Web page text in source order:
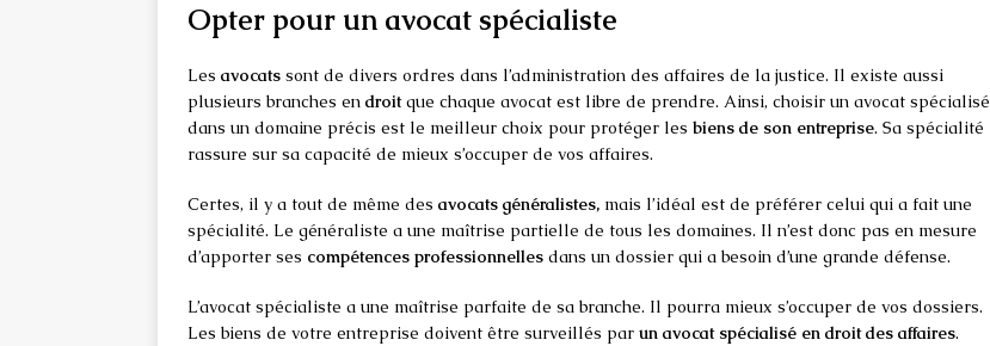
Opter pour un avocat spécialiste
Les avocats sont de divers ordres dans l’administration des affaires de la justice. Il existe aussi
plusieurs branches en droitque chaque avocat est libre de prendre. Ainsi, choisir un avocat spécialisé
dans un domaine précis est le meilleur choix pour protéger les biens de son entreprise. Sa spécialité
rassure sur sa capacité de mieux s’occuper de vos affaires.
Certes, il y a tout de même des avocats généralistes, mais l’idéal est de préférer celui qui a fait une
spécialité. Le généraliste a une maîtrise partielle de tous les domaines. Il n’est donc pas en mesure
d’apporter ses compétences professionnelles dans un dossier qui a besoin d’une grande défense.
L’avocat spécialiste a une maîtrise parfaite de sa branche. Il pourra mieux s’occuper de vos dossiers.
Les biens de votre entreprise doivent être surveillés par un avocat spécialisé en droit des affaires.